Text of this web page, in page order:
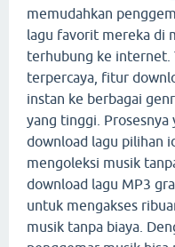
memudahkan
lagu favorit mereka di
terhubung ke internet.
terpercaya, fitur
instan ke berbagai
yang tinggi. Prosesnya
download lagu pilihan
mengoleksi musik
download lagu MP3
untuk mengakses
musik tanpa biaya.